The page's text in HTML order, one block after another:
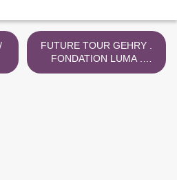
FUTURE TOUR GEHRY .
FONDATION LUMA .
IMAGE DE SYNTHESE >